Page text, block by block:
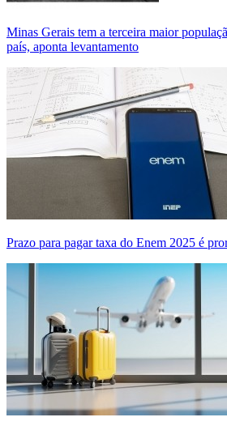
Minas Gerais tem a terceira maior
país, aponta levantamento
Prazo para pagar taxa do Enem 2025 é